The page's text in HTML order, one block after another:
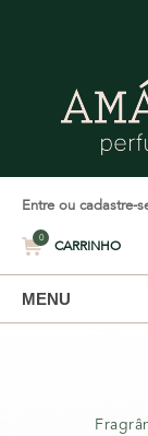
Entre ou cadastre-
CARRINHO
0
MENU